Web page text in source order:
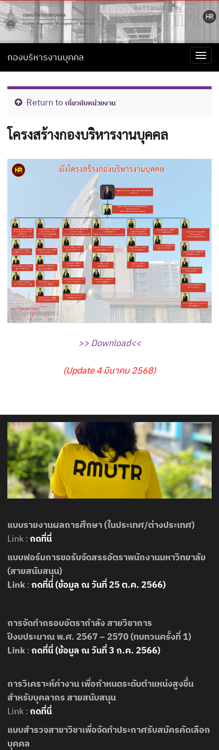
กองบริหารงานบุคคล
Return to เกี่ยวกับหน่วยงาน
โครงสร้างกองบริหารงานบุคคล
>> Download<<
(Update 4 มีนาคม 2568)
แบบรายงานผลการศึกษา (ในประเทศ/ต่างประเทศ)
Link : กดที่นี่
แบบฟอร์มการขอรับจัดสรรอัตราพนักงานมหาวิทยาลัย
(สายสนับสนุน)
Link : กดที่นี่ (ข้อมูล ณ วันที่ 25 ต.ค. 2566)
การจัดทำกรอบอัตรากำลัง สายวิชาการ
ปีงบประมาณ พ.ศ. 2567 – 2570 (ทบทวนครั้งที่ 1)
Link : กดที่นี่ (ข้อมูล ณ วันที่ 3 ก.ค. 2566)
การวิเคราะห์ค่างาน เพื่อกำหนดระดับตำแหน่งสูงขึ้น
สำหรับบุคลากร สายสนับสนุน
Link : กดที่นี่
แบบสำรวจสาขาวิชาเพื่อจัดทำประกาศรับสมัครคัดเลือก
บุคคล